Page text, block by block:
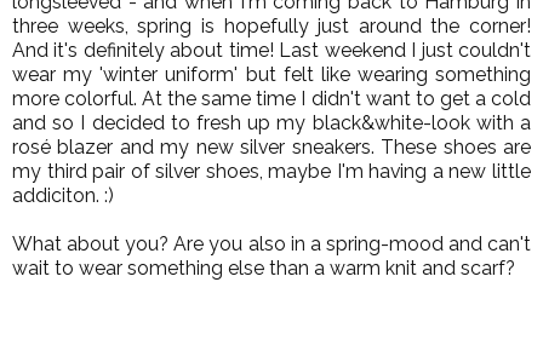
three weeks, spring is hopefully just around the corner!
And it's definitely about time! Last weekend I just couldn't
wear my 'winter uniform' but felt like wearing something
more colorful. At the same time I didn't want to get a cold
and so I decided to fresh up my black&white-look with a
rosé blazer and my new silver sneakers. These shoes are
my third pair of silver shoes, maybe I'm having a new little
addiciton. :)
What about you? Are you also in a spring-mood and can't
wait to wear something else than a warm knit and scarf?